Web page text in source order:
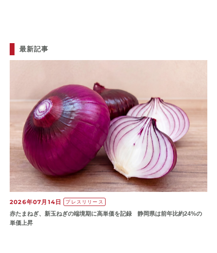
最新記事
2026年07月14日 プレスリリース
赤たまねぎ、新玉ねぎの端境期に高単価を記録 静岡県は前年比約24%の
単価上昇